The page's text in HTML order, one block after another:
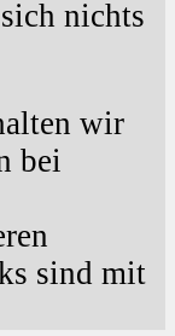
nichts
wir
bei
sind mit